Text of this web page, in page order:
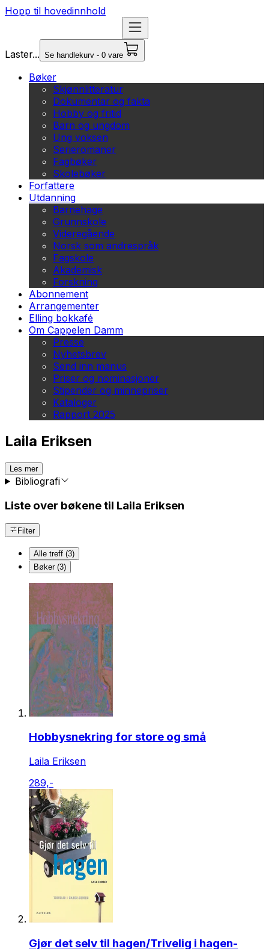
Hopp til hovedinnhold
Laster... Se handlekurv - 0 vare
Bøker
Skjønnlitteratur
Dokumentar og fakta
Hobby og fritid
Barn og ungdom
Ung voksen
Serieromaner
Fagbøker
Skolebøker
Forfattere
Utdanning
Barnehage
Grunnskole
Videregående
Norsk som andrespråk
Fagskole
Akademisk
Forskning
Abonnement
Arrangementer
Elling bokkafé
Om Cappelen Damm
Presse
Nyhetsbrev
Send inn manus
Priser og nominasjoner
Stipender og minnepriser
Kataloger
Rapport 2025
Laila Eriksen
Les mer
Bibliografi
Liste over bøkene til Laila Eriksen
Filter
Alle treff (3)
Bøker (3)
Hobbysnekring for store og små
Laila Eriksen
289,-
Gjør det selv til hagen/Trivelig i hagen-